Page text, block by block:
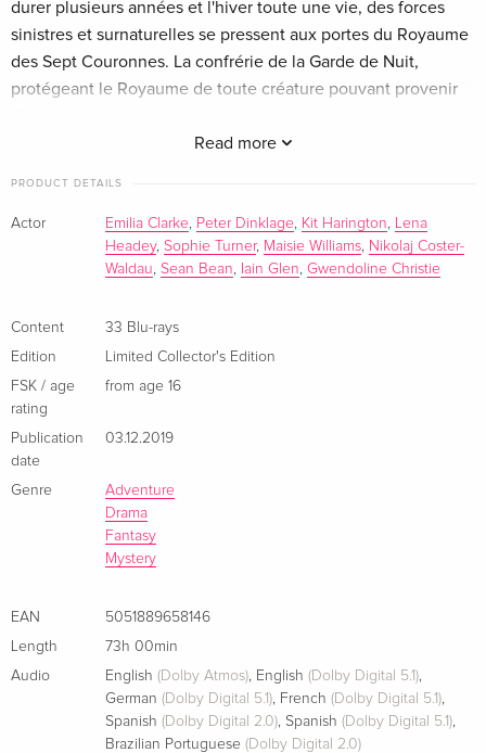
German
33 Blu-rays
French
EUR 163.49
Limited Premium Edition, 33 Blu-rays
+ Figurine, 10th Anniversary Edition, 33 Blu-
Sold out
(selected)
French
33 Blu-rays
Italian
30 4K Ultra HDs + 3 Blu-rays
Read more
durer plusieurs années et l'hiver toute une vie, des forces
sinistres et surnaturelles se pressent aux portes du Royaume
des Sept Couronnes. La confrérie de la Garde de Nuit,
protégeant le Royaume de toute créature pouvant provenir
nécessaires pour assurer la sécurité de tous. Après un été de
complots et rivalités se jouent sur le continent pour
s'emparer du Trône de Fer, symbole du pouvoir absolu.
Ball, fermé par une broche « La Main du Roi »
Cette édition limitée inclut :
- un coffret en bois fabriqué sur mesure avec de nombreux
détails inspirés du royaume des Sept Couronnes dont une
main du roi et neuf panneaux minutieusement illustrés par
Robert Ball, l'artiste derrière la série "Beautiful Death".
- L'intégrale de la série (73 épisodes sur 33 disques)
- Plus de 15 heures de bonus exclusifs incluant des
commentaires audio, des histoires animées, les coulisses du
tournage, ainsi que le contenu exclusif "Game of Thrones :
Les retrouvailles" présenté par Conan O'Brien.
PRODUCT DETAILS
Actor Emilia Clarke, Peter Dinklage, Kit Harington, Lena
Headey, Sophie Turner, Maisie Williams, Nikolaj Coster-
Waldau, Sean Bean, Iain Glen, Gwendoline Christie
Content
33 Blu-rays
Edition
Limited Collector's Edition
FSK / age
rating
from age 16
Publication
date
03.12.2019
Genre
Adventure
Drama
Fantasy
Mystery
EAN
5051889658146
Length
73h 00min
Audio
English (Dolby Atmos), English (Dolby Digital 5.1),
German (Dolby Digital 5.1), French (Dolby Digital 5.1),
Spanish (Dolby Digital 2.0), Spanish (Dolby Digital 5.1),
Brazilian Portuguese (Dolby Digital 2.0)